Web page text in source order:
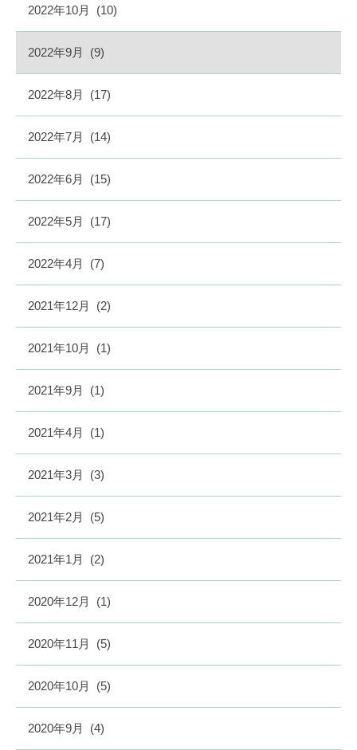
2022年10月 (10)
2022年9月 (9)
2022年8月 (17)
2022年7月 (14)
2022年6月 (15)
2022年5月 (17)
2022年4月 (7)
2021年12月 (2)
2021年10月 (1)
2021年9月 (1)
2021年4月 (1)
2021年3月 (3)
2021年2月 (5)
2021年1月 (2)
2020年12月 (1)
2020年11月 (5)
2020年10月 (5)
2020年9月 (4)